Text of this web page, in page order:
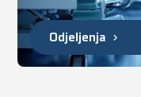
Odjeljenja